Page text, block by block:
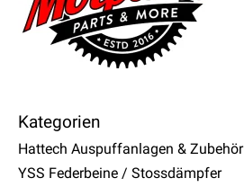
Kategorien
Hattech Auspuffanlagen & Zubehör
YSS Federbeine / Stossdämpfer